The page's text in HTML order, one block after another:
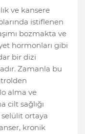
ve kansere
istiflenen
bozmakta ve
hormonları gibi
bir dizi
Zamanla bu
alma ve
cilt sağlığı
selülit ortaya
kronik